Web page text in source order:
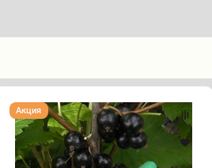
Смородина
"БЛЭК
МЕДЖИК
КАРБОН"
Акция